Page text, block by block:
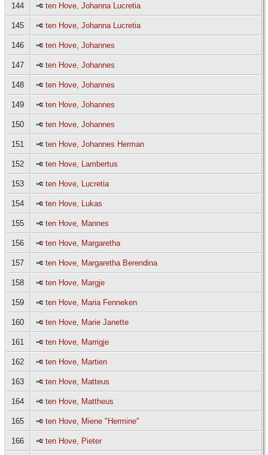
144 ten Hove, Johanna Lucretia
145 ten Hove, Johanna Lucretia
146 ten Hove, Johannes
147 ten Hove, Johannes
148 ten Hove, Johannes
149 ten Hove, Johannes
150 ten Hove, Johannes
151 ten Hove, Johannes Herman
152 ten Hove, Lambertus
153 ten Hove, Lucretia
154 ten Hove, Lukas
155 ten Hove, Mannes
156 ten Hove, Margaretha
157 ten Hove, Margaretha Berendina
158 ten Hove, Margje
159 ten Hove, Maria Fenneken
160 ten Hove, Marie Janette
161 ten Hove, Marrigje
162 ten Hove, Martien
163 ten Hove, Matteus
164 ten Hove, Mattheus
165 ten Hove, Miene "Hermine"
166 ten Hove, Pieter